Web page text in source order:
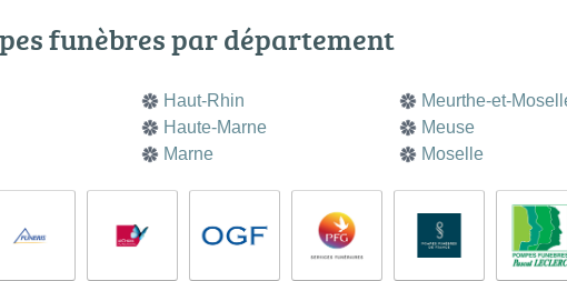
funèbres par département
Haut-Rhin
Haute-Marne
Marne
Meurthe-et-
Meuse
Moselle